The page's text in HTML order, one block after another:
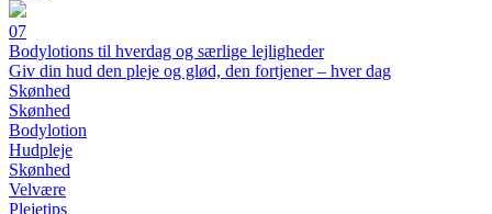
07
Bodylotions til hverdag og særlige lejligheder
Giv din hud den pleje og glød, den fortjener – hver dag
Skønhed
Skønhed
Bodylotion
Hudpleje
Skønhed
Velvære
Plejetips